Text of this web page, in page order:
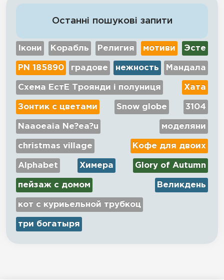
Останні пошукові запити
Ікони Корабль Религия мотиви Эсте
PN 185890 градове нежность Мандала
Схема ЕстЕ Троянди і полуниця Хата
Зонтик с цветами Snow globe 3104
Naaoeaia Ne?ea?u моделяни
christmas village Кофе для двоих
Alphabet Химера Glory of Autumn
пейзаж с домом Великдень
кот с куриьельной трубкоц
три богатыря